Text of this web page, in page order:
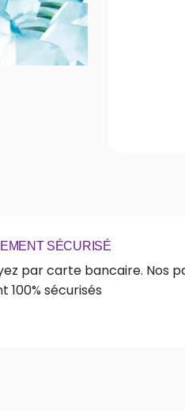
SÉCURISÉ
par carte bancaire. Nos
100% sécurisés